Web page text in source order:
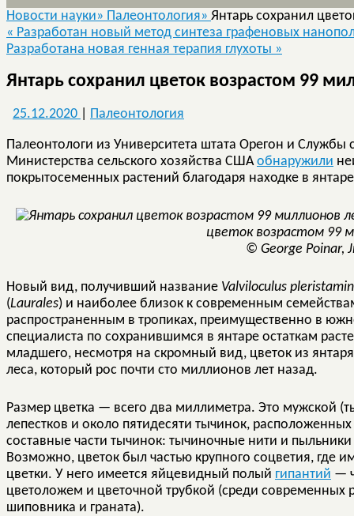
Новости науки» Палеонтология» Янтарь сохранил
« Разработан новый метод синтеза графеновых
Разработана новая генная терапия глухоты »
Янтарь сохранил цветок возрастом 99
25.12.2020 Палеонтология
Палеонтологи из Университета штата Орегон и Службы
Министерства сельского хозяйства СШАобнаружили
покрытосеменных растений благодаря
цветок возрастом 99
© George Poinar,
Новый вид, получивший название Valviloculus
(Laurales) и наиболее близок к современным
распространенным в тропиках, преимущественно в
специалиста по сохранившимся в янтаре остаткам
младшего, несмотря на скромный вид, цветок из янтаря
леса, который рос почти сто миллионов лет назад.
Размер цветка — всего два миллиметра. Это мужской
лепестков и около пятидесяти тычинок,
составные части тычинок: тычиночные нити и
Возможно, цветок был частью крупного соцветия, где
цветки. У него имеется яйцевидный полый гипантий —
цветоложем и цветочной трубкой (среди современных
шиповника и граната).